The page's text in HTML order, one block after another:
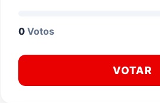
0 Votos
VOTAR